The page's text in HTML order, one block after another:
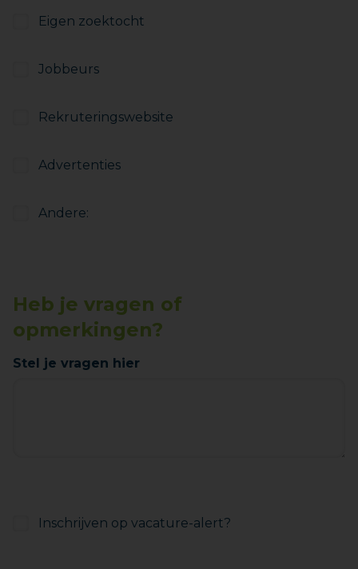
Eigen zoektocht
Jobbeurs
Rekruteringswebsite
Advertenties
Andere:
Heb je vragen of
opmerkingen?
Stel je vragen hier
Inschrijven op vacature-alert?